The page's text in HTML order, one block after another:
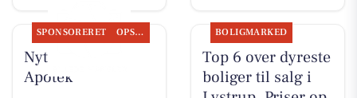
SPONSORERET OPSLAGSTAVLEN
Nyt fra Lystrup
Apotek
BOLIGMARKED
Top 6 over dyreste
boliger til salg i